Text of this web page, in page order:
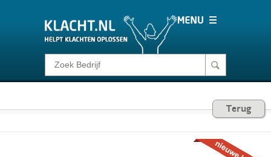
Klacht melden
Consumentenrecht Terug